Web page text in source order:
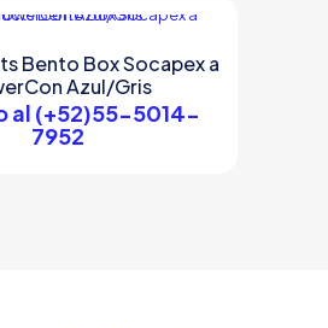
Bento Box Socapex a
Azul/Gris
al (+52)55-5014-
7952